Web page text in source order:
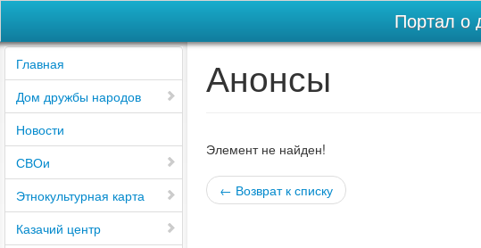
Портал
Главная
Дом дружбы народов
Новости
СВОи
Этнокультурная карта
Казачий центр
Анонсы
Элемент не найден!
← Возврат к списку